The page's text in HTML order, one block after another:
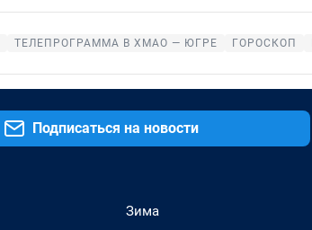
ТЕЛЕПРОГРАММА В ХМАО — ЮГРЕ ГОРОСКОП
Подписаться на новости
Зима